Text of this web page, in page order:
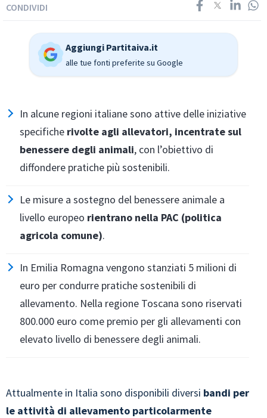
CONDIVIDI
Aggiungi Partitaiva.it
alle tue fonti preferite su Google
In alcune regioni italiane sono attive delle iniziative
specifiche rivolte agli allevatori, incentrate sul
benessere degli animali, con l’obiettivo di
diffondere pratiche più sostenibili.
Le misure a sostegno del benessere animale a
livello europeo rientrano nella PAC (politica
agricola comune).
In Emilia Romagna vengono stanziati 5 milioni di
euro per condurre pratiche sostenibili di
allevamento. Nella regione Toscana sono riservati
800.000 euro come premio per gli allevamenti con
elevato livello di benessere degli animali.
Attualmente in Italia sono disponibili diversi bandi per
le attività di allevamento particolarmente